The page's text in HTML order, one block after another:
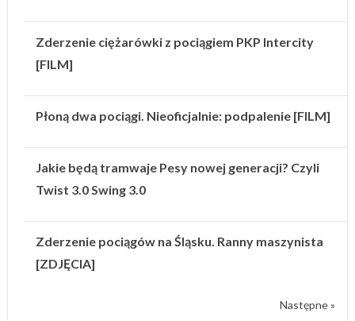
Zderzenie ciężarówki z pociągiem PKP Intercity
[FILM]
Płoną dwa pociągi. Nieoficjalnie: podpalenie [FILM]
Jakie będą tramwaje Pesy nowej generacji? Czyli
Twist 3.0 Swing 3.0
Zderzenie pociągów na Śląsku. Ranny maszynista
[ZDJĘCIA]
Następne »